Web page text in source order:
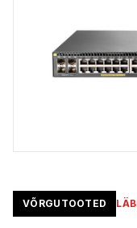
VÕRGUTOOTED